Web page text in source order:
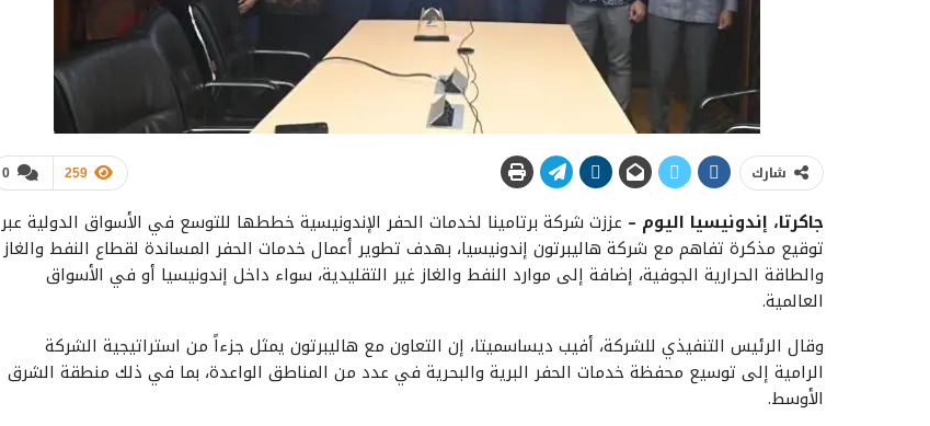
0 259 شارك
جاكرتا، إندونيسيا اليوم – عززت شركة برتامينا لخدمات الحفر الإندونيسية خططها للتوسع في الأسواق الدولية عبر
توقيع مذكرة تفاهم مع شركة هاليبرتون إندونيسيا، بهدف تطوير أعمال خدمات الحفر المساندة لقطاع النفط والغاز
والطاقة الحرارية الجوفية، إضافة إلى موارد النفط والغاز غير التقليدية، سواء داخل إندونيسيا أو في الأسواق
العالمية.
وقال الرئيس التنفيذي للشركة، أفيب ديساسميتا، إن التعاون مع هاليبرتون يمثل جزءاً من استراتيجية الشركة
الرامية إلى توسيع محفظة خدمات الحفر البرية والبحرية في عدد من المناطق الواعدة، بما في ذلك منطقة الشرق
الأوسط.